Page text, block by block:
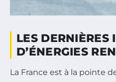
LES DERNIÈRES
D’ÉNERGIES
La France est à la pointe